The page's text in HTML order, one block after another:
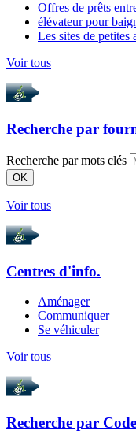
Offres de prêts
élévateur pour
Les sites de petites
Voir tous
Recherche par
Recherche par mots clés
OK
Voir tous
Centres d'info.
Aménager
Communiquer
Se véhiculer
Voir tous
Recherche par